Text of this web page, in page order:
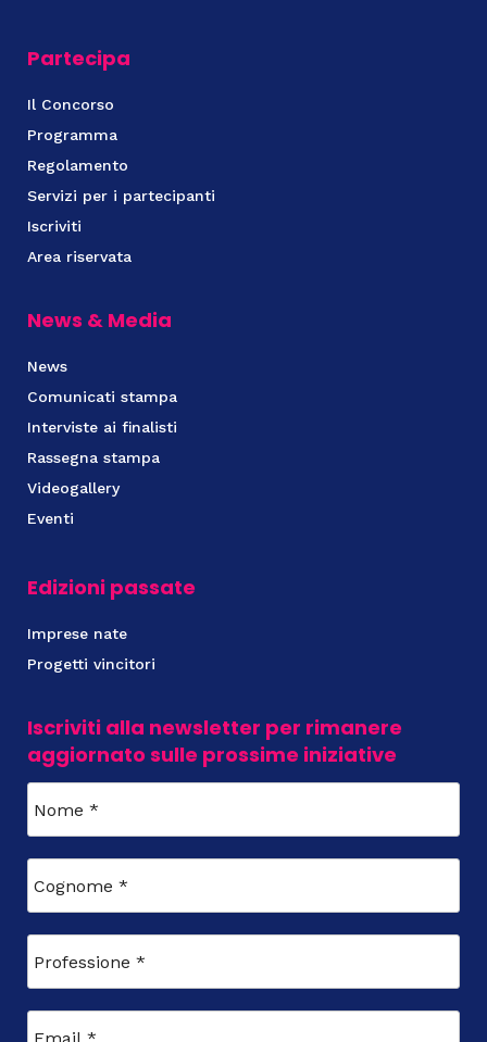
Partecipa
Il Concorso
Programma
Regolamento
Servizi per i partecipanti
Iscriviti
Area riservata
News & Media
News
Comunicati stampa
Interviste ai finalisti
Rassegna stampa
Videogallery
Eventi
Edizioni passate
Imprese nate
Progetti vincitori
Iscriviti alla newsletter per rimanere
aggiornato sulle prossime iniziative